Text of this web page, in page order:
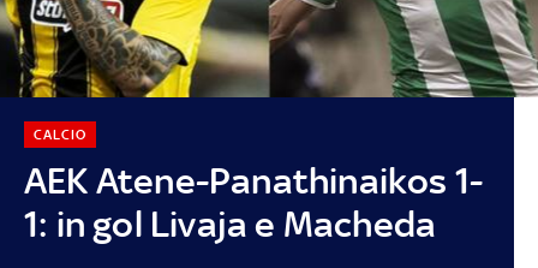
AEK Atene-Panathinaikos 1-
1: in gol Livaja e Macheda
CALCIO